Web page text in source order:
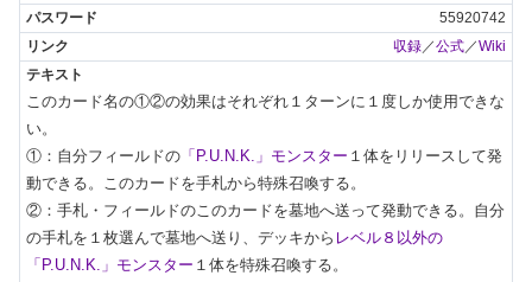
55920742
収録／公式／Wiki
このカード名の①②の効果はそれぞれ１ターンに１度しか使用できな
い。
①：自分フィールドの 「P.U.N.K.」モンスター １体をリリースして発
動できる。このカードを手札から特殊召喚する。
②：手札・フィールドのこのカードを墓地へ送って発動できる。自分
の手札を１枚選んで墓地へ送り、デッキから レベル８以外の
「P.U.N.K.」モンスター １体を特殊召喚する。